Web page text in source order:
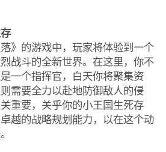
》的游戏中，玩家将体验到一个
战斗的全新世界。在这里，你不
一个指挥官，白天你将聚集资
需要全力以赴地防御敌人的侵
重要，关乎你的小王国生死存
越的战略规划能力，以在这个动